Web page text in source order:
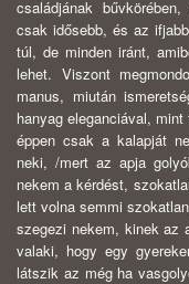
családjának
csak idősebb, és az
túl, de minden iránt,
lehet. Viszont
manus, miután
hanyag eleganciával,
éppen csak a kalapját
neki, /mert az apja
nekem a kérdést,
lett volna semmi
szegezi nekem, kinek az
valaki, hogy egy
látszik az még ha